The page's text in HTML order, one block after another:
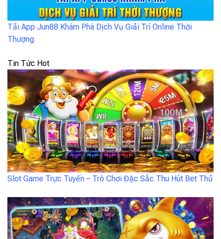
Tải App Jun88 Khám Phá Dịch Vụ Giải Trí Online Thời
Thượng
Tin Tức Hot
Slot Game Trực Tuyến – Trò Chơi Đặc Sắc Thu Hút Bet Thủ